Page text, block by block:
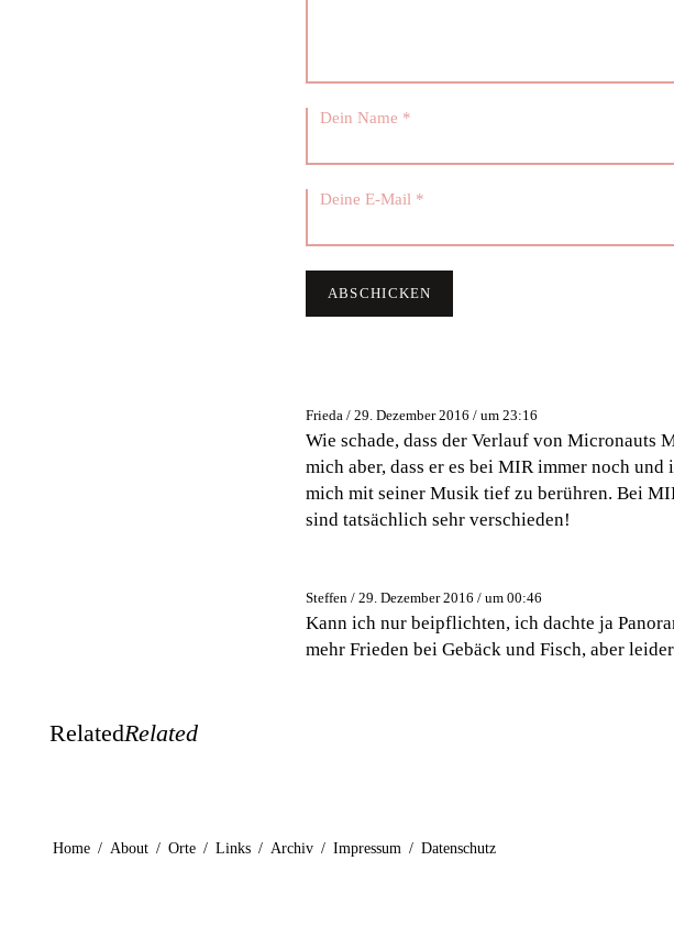
Frieda / 29. Dezember 2016 / um 23:16
Wie schade, dass der Verlauf von Micronauts
mich aber, dass er es bei MIR immer noch
mich mit seiner Musik tief zu berühren. Bei
sind tatsächlich sehr verschieden!
Steffen / 29. Dezember 2016 / um 00:46
Kann ich nur beipflichten, ich dachte ja
mehr Frieden bei Gebäck und Fisch, aber
RelatedRelated
Home / About / Orte / Links / Archiv / Impressum / Datenschutz